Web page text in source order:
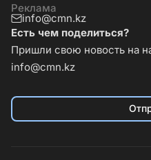
Реклама
info@cmn.kz
Есть чем поделиться?
Пришли свою новость на
info@cmn.kz